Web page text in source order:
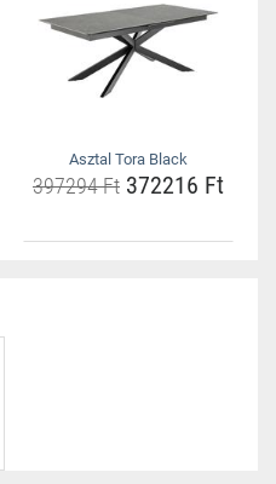
Asztal Tora Black
397294 Ft 372216 Ft